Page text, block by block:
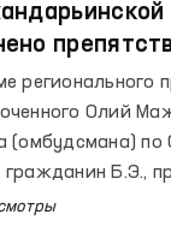
по
регионального
Олий
(омбудсмана) по
гражданин Б.Э.,
районе,